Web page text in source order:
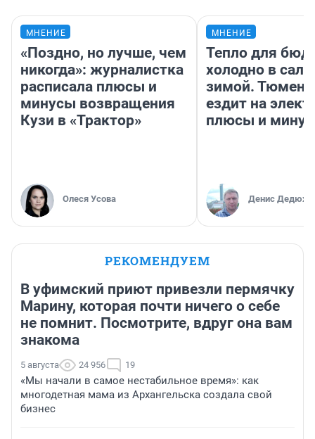
МНЕНИЕ
«Поздно, но лучше, чем
никогда»: журналистка
расписала плюсы и
минусы возвращения
Кузи в «Трактор»
Олеся Усова
МНЕНИЕ
Тепло для
холодно в
зимой.
ездит на
плюсы и
Денис
РЕКОМЕНДУЕМ
В уфимский приют привезли пермячку
Марину, которая почти ничего о себе
не помнит. Посмотрите, вдруг она вам
знакома
5 августа 24 956 19
«Мы начали в самое нестабильное время»: как
многодетная мама из Архангельска создала свой
бизнес